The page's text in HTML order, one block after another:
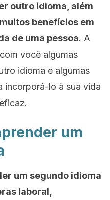
outro idioma, além
benefícios em
de uma pessoa. A
você algumas
idioma e algumas
incorporá-lo à sua vida
um
um segundo idioma
laboral,